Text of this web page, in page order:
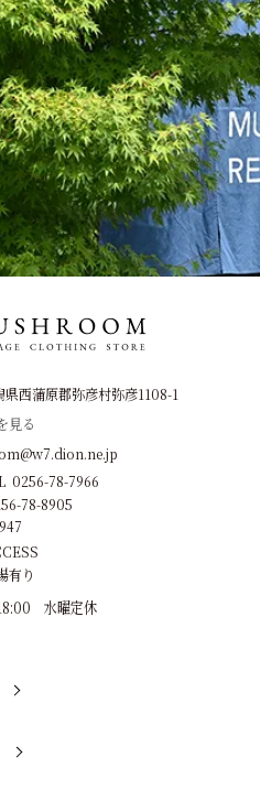
西蒲原郡弥彦村弥彦1108-1
見る
0256-78-7966
78-8905
有り
水曜定休